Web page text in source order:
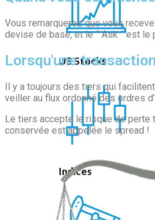
US Stocks
Indices
Vous remarquerez que vous
devise de base, et le ” Ask ” est
Lorsqu'une
Il y a toujours des tiers qui
veiller au flux ordonné des ordres
Le tiers accepte le risque de perte
conservée est appelée le spread !